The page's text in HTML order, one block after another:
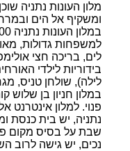
מלון העונות נתניה
למשפחות גדולות,
לים, בריכה חצי
בידוריות לילדי
לילה), שולחן טניס,
במלון חניון בן שלוש
פנוי. למלון אינטרנט
נתניה, יש בית כנסת
שבת על בסיס מקום
נכים, יש גישה לרוב